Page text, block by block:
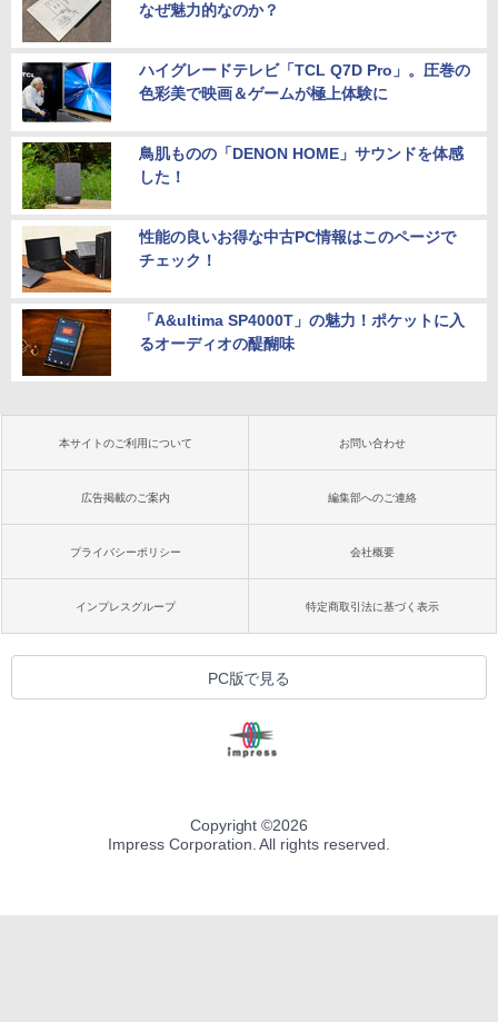
なぜ魅力的なのか？
ハイグレードテレビ「TCL Q7D Pro」。圧巻の
色彩美で映画＆ゲームが極上体験に
鳥肌ものの「DENON HOME」サウンドを体感
した！
性能の良いお得な中古PC情報はこのページで
チェック！
「A&ultima SP4000T」の魅力！ポケットに入
るオーディオの醍醐味
本サイトのご利用について お問い合わせ
広告掲載のご案内 編集部へのご連絡
プライバシーポリシー 会社概要
インプレスグループ 特定商取引法に基づく表示
PC版で見る
Copyright ©2026
Impress Corporation. All rights reserved.